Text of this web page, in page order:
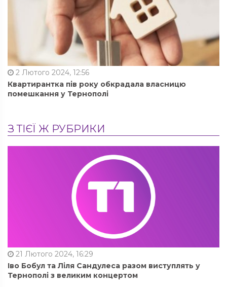
2 Лютого 2024, 12:56
Квартирантка пів року обкрадала власницю
помешкання у Тернополі
З ТІЄЇ Ж РУБРИКИ
21 Лютого 2024, 16:29
Іво Бобул та Ліля Сандулеса разом виступлять у
Тернополі з великим концертом